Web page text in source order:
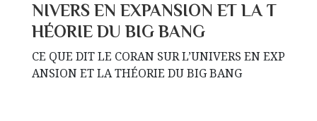
NIVERS EN EXPANSION ET LA T
HÉORIE DU BIG BANG
CE QUE DIT LE CORAN SUR L’UNIVERS EN EXP
ANSION ET LA THÉORIE DU BIG BANG